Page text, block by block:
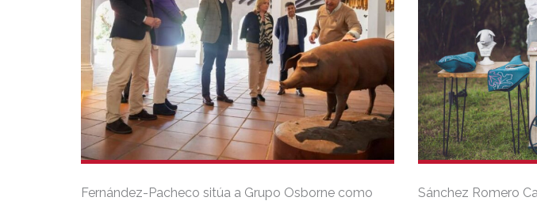
Fernández-Pacheco sitúa a Grupo Osborne como
Sánchez Romero